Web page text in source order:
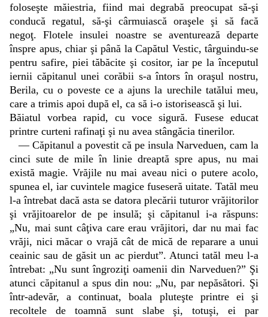
foloseşte măiestria, fiind mai degrabă preocupat să-şi
conducă regatul, să-şi cârmuiască oraşele şi să facă
negoţ. Flotele insulei noastre se aventurează departe
înspre apus, chiar şi până la Capătul Vestic, târguindu-se
pentru safire, piei tăbăcite şi cositor, iar pe la începutul
iernii căpitanul unei corăbii s-a întors în oraşul nostru,
Berila, cu o poveste ce a ajuns la urechile tatălui meu,
care a trimis apoi după el, ca să i-o istorisească şi lui.
Băiatul vorbea rapid, cu voce sigură. Fusese educat
printre curteni rafinaţi şi nu avea stângăcia tinerilor.
— Căpitanul a povestit că pe insula Narveduen, cam la
cinci sute de mile în linie dreaptă spre apus, nu mai
există magie. Vrăjile nu mai aveau nici o putere acolo,
spunea el, iar cuvintele magice fuseseră uitate. Tatăl meu
l-a întrebat dacă asta se datora plecării tuturor vrăjitorilor
şi vrăjitoarelor de pe insulă; şi căpitanul i-a răspuns:
„Nu, mai sunt câţiva care erau vrăjitori, dar nu mai fac
vrăji, nici măcar o vrajă cât de mică de reparare a unui
ceainic sau de găsit un ac pierdut”. Atunci tatăl meu l-a
întrebat: „Nu sunt îngroziţi oamenii din Narveduen?” Şi
atunci căpitanul a spus din nou: „Nu, par nepăsători. Şi
într-adevăr, a continuat, boala pluteşte printre ei şi
recoltele de toamnă sunt slabe şi, totuşi, ei par